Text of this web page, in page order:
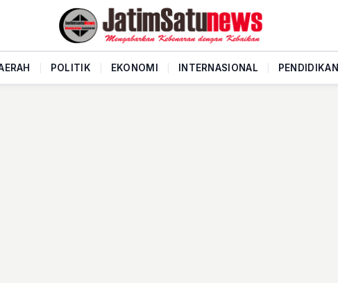
POLITIK EKONOMI INTERNASIONAL PENDIDIKAN